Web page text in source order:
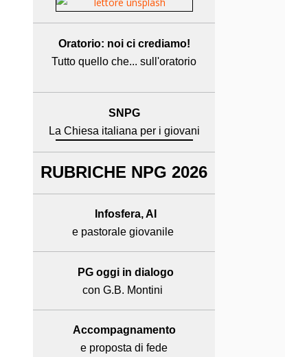
Oratorio: noi ci crediamo!
Tutto quello che... sull'oratorio
SNPG
La Chiesa italiana per i giovani
RUBRICHE NPG 2026
Infosfera, AI
e pastorale giovanile
PG oggi in dialogo
con G.B. Montini
Accompagnamento
e proposta di fede